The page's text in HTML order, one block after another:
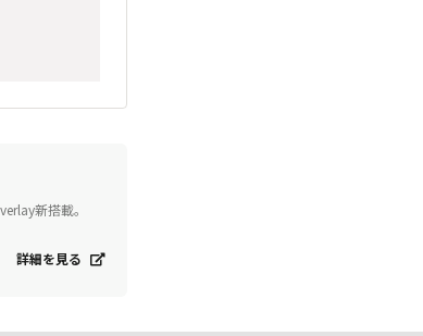
新搭載。
詳細を見る